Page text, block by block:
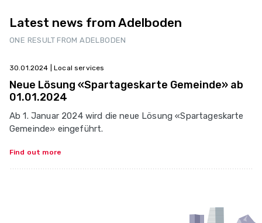
Latest news from Adelboden
ONE RESULT FROM ADELBODEN
30.01.2024 | Local services
Neue Lösung «Spartageskarte Gemeinde» ab
01.01.2024
Ab 1. Januar 2024 wird die neue Lösung «Spartageskarte
Gemeinde» eingeführt.
Find out more